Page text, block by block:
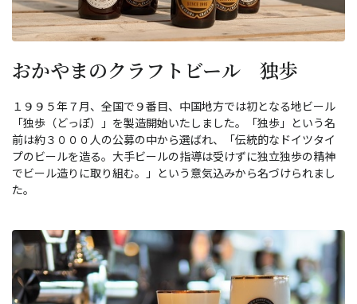
おかやまのクラフトビール 独歩
１９９５年７月、全国で９番目、中国地方では初となる地ビール
「独歩（どっぽ）」を製造開始いたしました。「独歩」という名
前は約３０００人の公募の中から選ばれ、「伝統的なドイツタイ
プのビールを造る。大手ビールの指導は受けずに独立独歩の精神
でビール造りに取り組む。」という意気込みから名づけられまし
た。